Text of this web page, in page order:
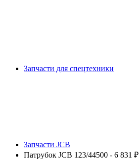
Запчасти для спецтехники
Запчасти JCB
Патрубок JCB 123/44500 - 6 831 ₽